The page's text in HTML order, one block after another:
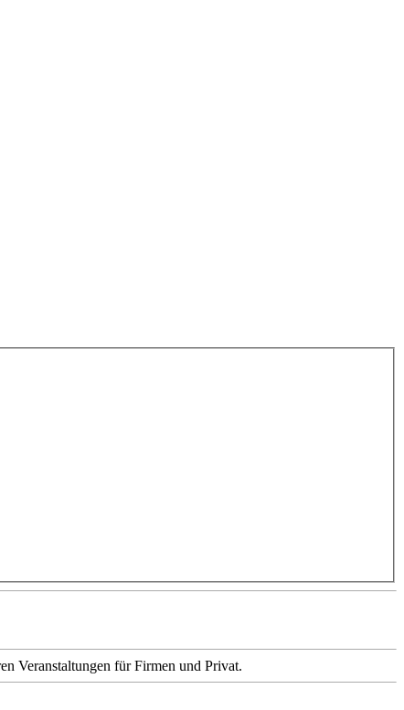
Veranstaltungen für Firmen und Privat.